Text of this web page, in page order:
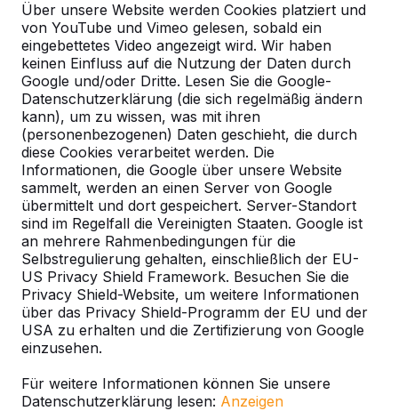
Über unsere Website werden Cookies platziert und
von YouTube und Vimeo gelesen, sobald ein
eingebettetes Video angezeigt wird. Wir haben
keinen Einfluss auf die Nutzung der Daten durch
Google und/oder Dritte. Lesen Sie die Google-
Datenschutzerklärung (die sich regelmäßig ändern
kann), um zu wissen, was mit ihren
(personenbezogenen) Daten geschieht, die durch
diese Cookies verarbeitet werden. Die
Informationen, die Google über unsere Website
sammelt, werden an einen Server von Google
übermittelt und dort gespeichert. Server-Standort
sind im Regelfall die Vereinigten Staaten. Google ist
an mehrere Rahmenbedingungen für die
Selbstregulierung gehalten, einschließlich der EU-
US Privacy Shield Framework. Besuchen Sie die
Privacy Shield-Website, um weitere Informationen
über das Privacy Shield-Programm der EU und der
USA zu erhalten und die Zertifizierung von Google
einzusehen.
Für weitere Informationen können Sie unsere
Datenschutzerklärung lesen: Anzeigen
Produkt
Alles anzeigen
Kategorie
Alles anzeigen
Ort oder Postleitzahl suchen
Kontakt